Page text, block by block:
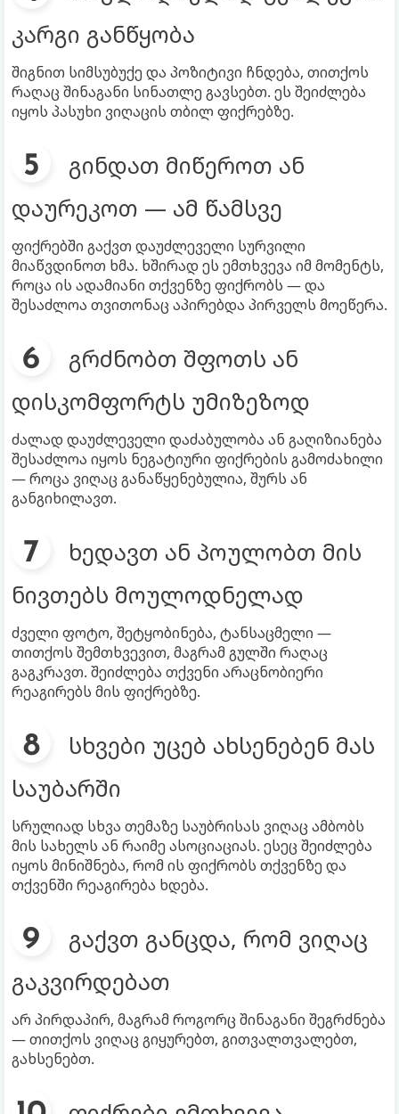
კარგი განწყობა
შიგნით სიმსუბუქე და პოზიტივი ჩნდება, თითქოს
რაღაც შინაგანი სინათლე გავსებთ. ეს შეიძლება
იყოს პასუხი ვიღაცის თბილ ფიქრებზე.
გინდათ მიწეროთ ან
დაურეკოთ — ამ წამსვე
ფიქრებში გაქვთ დაუძლეველი სურვილი
მიაწვდინოთ ხმა. ხშირად ეს ემთხვევა იმ მომენტს,
როცა ის ადამიანი თქვენზე ფიქრობს — და
შესაძლოა თვითონაც აპირებდა პირველს მოეწერა.
გრძნობთ შფოთს ან
დისკომფორტს უმიზეზოდ
ძალად დაუძლეველი დაძაბულობა ან გაღიზიანება
შესაძლოა იყოს ნეგატიური ფიქრების გამოძახილი
— როცა ვიღაც განაწყენებულია, შურს ან
განგიხილავთ.
ხედავთ ან პოულობთ მის
ნივთებს მოულოდნელად
ძველი ფოტო, შეტყობინება, ტანსაცმელი —
თითქოს შემთხვევით, მაგრამ გულში რაღაც
გაგკრავთ. შეიძლება თქვენი არაცნობიერი
რეაგირებს მის ფიქრებზე.
სხვები უცებ ახსენებენ მას
საუბარში
სრულიად სხვა თემაზე საუბრისას ვიღაც ამბობს
მის სახელს ან რაიმე ასოციაციას. ესეც შეიძლება
იყოს მინიშნება, რომ ის ფიქრობს თქვენზე და
თქვენში რეაგირება ხდება.
გაქვთ განცდა, რომ ვიღაც
გაკვირდებათ
არ პირდაპირ, მაგრამ როგორც შინაგანი შეგრძნება
— თითქოს ვიღაც გიყურებთ, გითვალთვალებთ,
გახსენებთ.